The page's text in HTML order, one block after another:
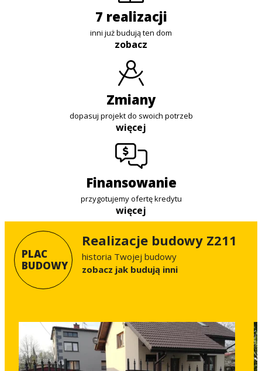
7 realizacji
inni już budują ten dom
zobacz
zmiany
dopasuj projekt do swoich potrzeb
więcej
finansowanie
przygotujemy ofertę kredytu
więcej
PLAC
BUDOWY
Realizacje budowy Z211
historia Twojej budowy
Zobacz jak budują inni